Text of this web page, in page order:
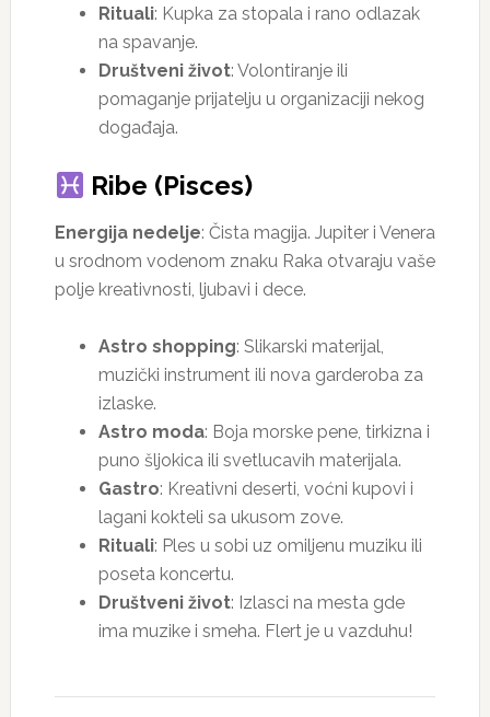
Rituali: Kupka za stopala i rano odlazak
na spavanje.
Društveni život: Volontiranje ili
pomaganje prijatelju u organizaciji nekog
događaja.
Ribe (Pisces)
Energija nedelje: Čista magija. Jupiter i Venera
u srodnom vodenom znaku Raka otvaraju vaše
polje kreativnosti, ljubavi i dece.
Astro shopping: Slikarski materijal,
muzički instrument ili nova garderoba za
izlaske.
Astro moda: Boja morske pene, tirkizna i
puno šljokica ili svetlucavih materijala.
Gastro: Kreativni deserti, voćni kupovi i
lagani kokteli sa ukusom zove.
Rituali: Ples u sobi uz omiljenu muziku ili
poseta koncertu.
Društveni život: Izlasci na mesta gde
ima muzike i smeha. Flert je u vazduhu!